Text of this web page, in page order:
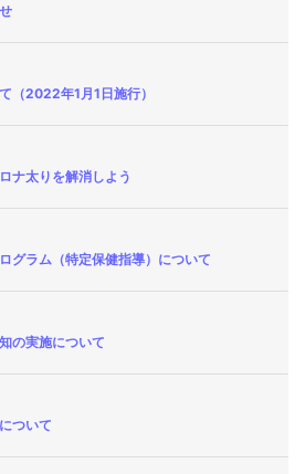
（2022年1月1日施行）
ナ太りを解消しよう
グラム（特定保健指導）について
の実施について
ついて